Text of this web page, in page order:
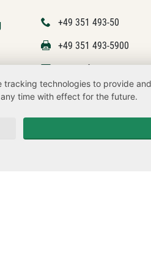
+49 351 493-50
+49 351 493-5900
Napisać e-mail
technologies to provide
time with effect for the future.